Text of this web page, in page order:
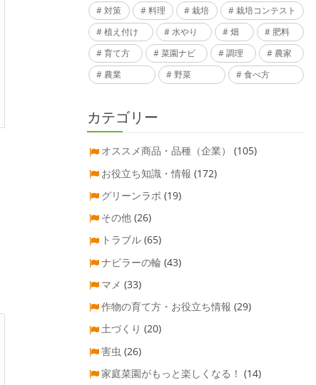
対策
料理 栽培
栽培コンテスト
植え付け
水やり 畑
肥料
育て方
菜園ナビ 調理
農家
農業
野菜 食べ方
カテゴリー
オススメ商品・品種（企業）
(105)
お役立ち知識・情報 (172)
グリーンラボ (19)
その他 (26)
トラブル (65)
ナビラーの輪 (43)
マメ (33)
作物の育て方・お役立ち情報 (29)
土づくり (20)
害虫 (26)
家庭菜園がもっと楽しくなる！ (14)